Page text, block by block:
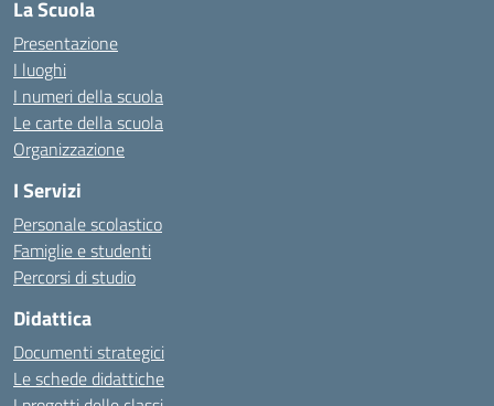
La Scuola
Presentazione
I luoghi
I numeri della scuola
Le carte della scuola
Organizzazione
I Servizi
Personale scolastico
Famiglie e studenti
Percorsi di studio
Didattica
Documenti strategici
Le schede didattiche